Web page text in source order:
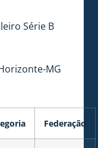
Série B
MG
Federação